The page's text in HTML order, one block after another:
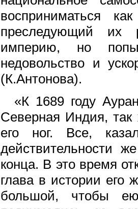
восприниматься
преследующий их
империю, но
недовольство и
(К.Антонова).
«К 1689 году
Северная Индия,
его ног. Все,
действительности
конца. В это время
глава в истории его
большой, чтобы